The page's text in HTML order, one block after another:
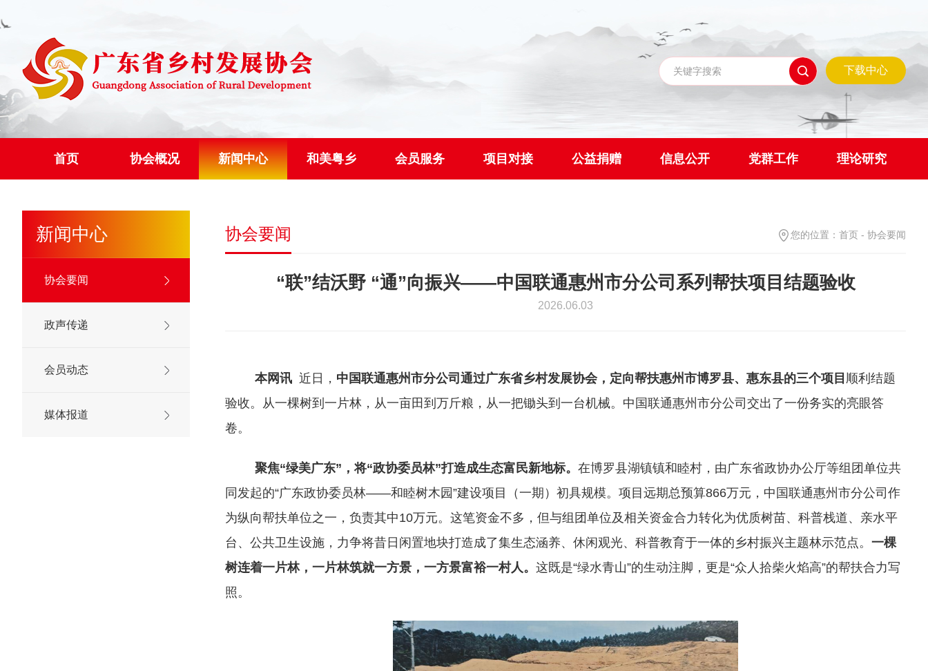
下载中心
首页 协会概况 新闻中心 和美粤乡 会员服务 项目对接 公益捐赠 信息公开 党群工作 理论研究
新闻中心
协会要闻
政声传递
会员动态
媒体报道
协会要闻 您的位置： 首页 - 协会要闻
“联”结沃野 “通”向振兴——中国联通惠州市分公司系列帮扶项目结题验收
2026.06.03
本网讯 近日， 中国联通惠州市分公司通过广东省乡村发展协会，定向帮扶惠州市博罗县、惠东县的三个项目 顺利结题
验收。从一棵树到一片林，从一亩田到万斤粮，从一把锄头到一台机械。中国联通惠州市分公司交出了一份务实的亮眼答
卷。
聚焦“绿美广东”，将“政协委员林”打造成生态富民新地标。在博罗县湖镇镇和睦村，由广东省政协办公厅等组团单位共
同发起的“广东政协委员林——和睦树木园”建设项目（一期）初具规模。项目远期总预算866万元，中国联通惠州市分公司作
为纵向帮扶单位之一，负责其中10万元。这笔资金不多，但与组团单位及相关资金合力转化为优质树苗、科普栈道、亲水平
台、公共卫生设施，力争将昔日闲置地块打造成了集生态涵养、休闲观光、科普教育于一体的乡村振兴主题林示范点。一棵
树连着一片林，一片林筑就一方景，一方景富裕一村人。这既是“绿水青山”的生动注脚，更是“众人拾柴火焰高”的帮扶合力写
照。